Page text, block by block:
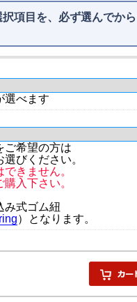
項目を、必ず選んでか
選べます
ご希望の方は
選びください。
きません。
入下さい。
み式ゴム紐
）となります。